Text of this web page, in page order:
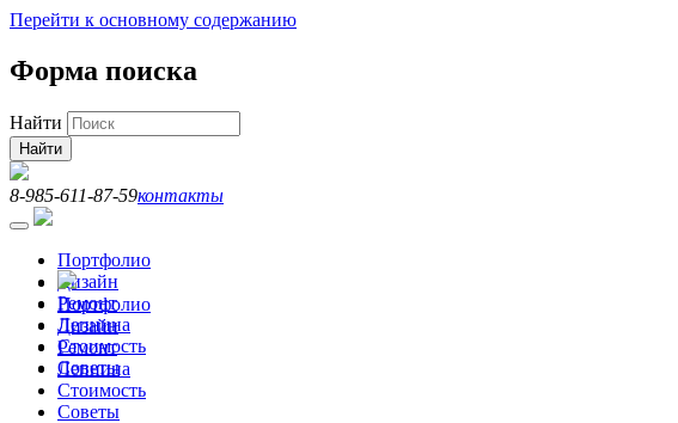
Перейти к основному содержанию
Форма поиска
Найти
8-985-611-87-59контакты
Портфолио
Дизайн
Ремонт
Лепнина
Стоимость
Советы
Портфолио
Дизайн
Ремонт
Лепнина
Стоимость
Советы